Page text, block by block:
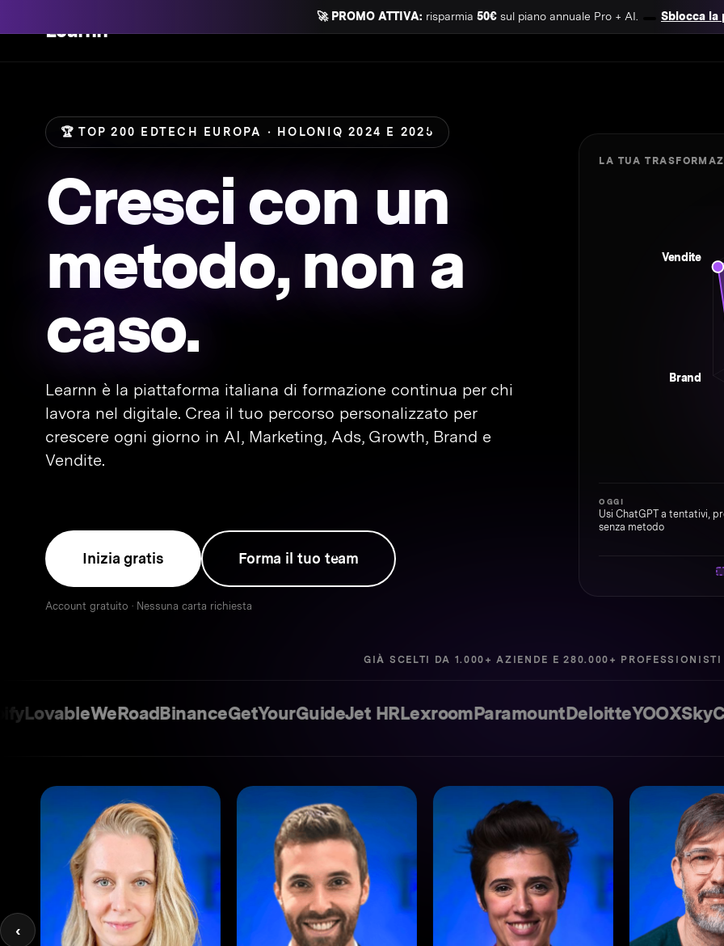
🚀 PROMO ATTIVA: risparmia 50€ sul piano annuale Pro + AI. Sblocca la
Learnn
🏆 TOP 200 EDTECH EUROPA · HOLONIQ 2024 E 2025
Cresci con un
metodo, non a
caso.
Learnn è la piattaforma italiana di formazione continua per chi
lavora nel digitale. Crea il tuo percorso personalizzato per
crescere ogni giorno in AI, Marketing, Ads, Growth, Brand e
Vendite.
Inizia gratis Forma il tuo team
Account gratuito · Nessuna carta richiesta
LA TUA
Brand
Vendite
OGGI
Usi ChatGPT a tentativi,
senza metodo
GIÀ SCELTI DA 1.000+ AZIENDE E 280.000+ PROFESSIONISTI
WeRoadBinanceGetYourGuideJet HRLexroomParamountDeloitteYOOXSky
‹